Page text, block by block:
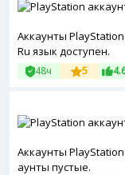
Аккаунты
Ru язык доступен.
48ч 5
Аккаунты
аунты пустые.